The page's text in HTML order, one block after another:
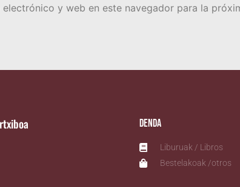
y web en este navegador para la
Denda
Liburuak / Libros
Bestelakoak /otros